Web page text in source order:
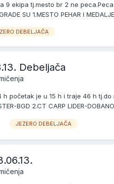
9 ekipa tj.mesto br 2 ne
SU 1.MESTO PEHAR I
DEBELJAČA
Debeljača
h početak je u 15 h i traje 46 h
BGD 2.CT CARP LIDER-
JEZERO DEBELJAČA